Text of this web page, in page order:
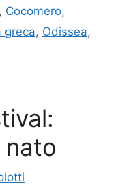
, Cocomero,
greca, Odissea,
nato